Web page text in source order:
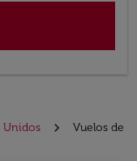
Unidos
Vuelos de